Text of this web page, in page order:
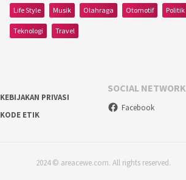
Life Style Musik Olahraga Otomotif Politik
Teknologi Travel
KEBIJAKAN PRIVASI
KODE ETIK
SOCIAL NETWORK
Facebook
2024 © areacewe.com. All rights reserved.